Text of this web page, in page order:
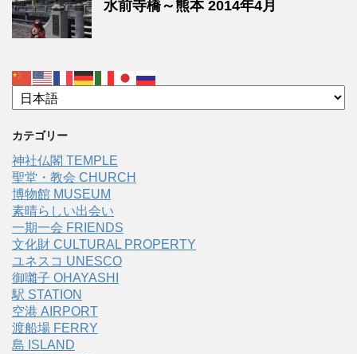
水前寺橋～熊本 2014年4月
カテゴリー
神社仏閣 TEMPLE
聖堂・教会 CHURCH
博物館 MUSEUM
素晴らしい出会い
一期一会 FRIENDS
文化財 CULTURAL PROPERTY
ユネスコ UNESCO
御囃子 OHAYASHI
駅 STATION
空港 AIRPORT
渡船場 FERRY
島 ISLAND